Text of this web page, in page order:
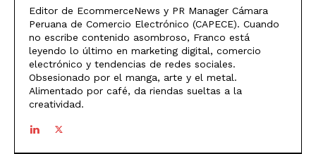
Editor de EcommerceNews y PR Manager Cámara
Peruana de Comercio Electrónico (CAPECE). Cuando
no escribe contenido asombroso, Franco está
leyendo lo último en marketing digital, comercio
electrónico y tendencias de redes sociales.
Obsesionado por el manga, arte y el metal.
Alimentado por café, da riendas sueltas a la
creatividad.